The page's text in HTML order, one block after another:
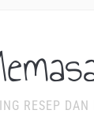
RESEP DAN